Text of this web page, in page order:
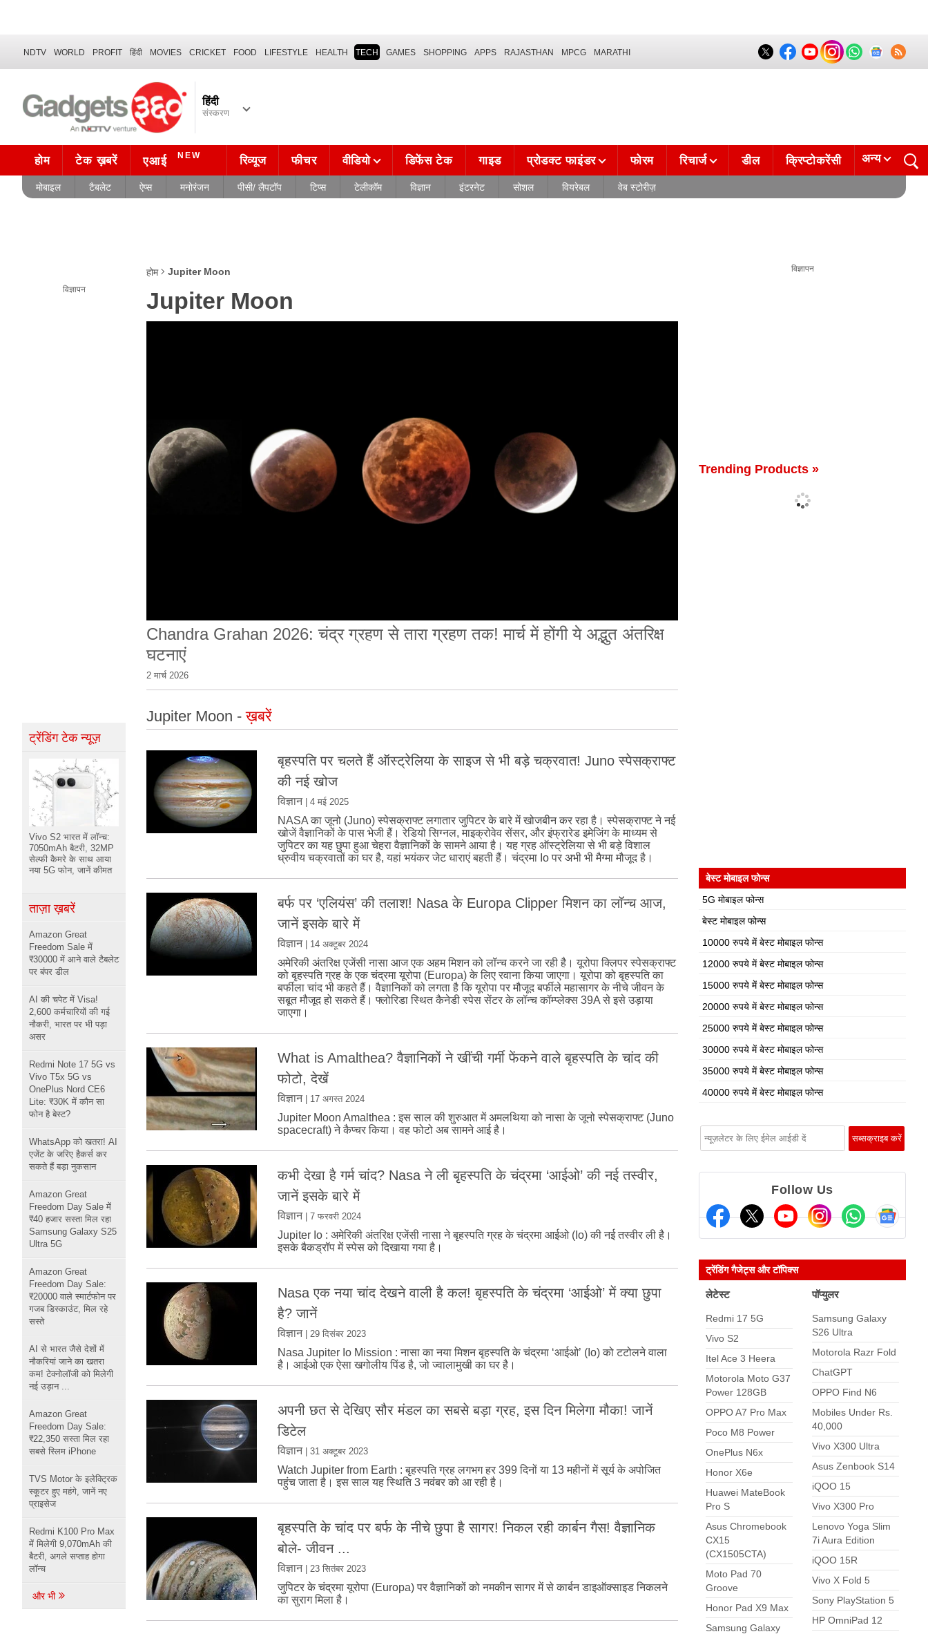
NDTV WORLD PROFIT हिंदी MOVIES CRICKET FOOD LIFESTYLE HEALTH TECH GAMES SHOPPING APPS RAJASTHAN MPCG MARATHI
हिंदी
संस्करण
होम टेक ख़बरें एआई NEW रिव्यूज फीचर वीडियो डिफेंस टेक गाइड प्रोडक्ट फाइंडर फोरम रिचार्ज डील क्रिप्टोकरेंसी अन्य
मोबाइल टैबलेट ऐप्स मनोरंजन पीसी/ लैपटॉप टिप्स टेलीकॉम विज्ञान इंटरनेट सोशल वियरेबल वेब स्टोरीज़
होम Jupiter Moon
Jupiter Moon
Chandra Grahan 2026: चंद्र ग्रहण से तारा ग्रहण तक! मार्च में होंगी ये अद्भुत अंतरिक्ष
घटनाएं
2 मार्च 2026
Jupiter Moon -ख़बरें
बृहस्पति पर चलते हैं ऑस्ट्रेलिया के साइज से भी बड़े चक्रवात! Juno स्पेसक्राफ्ट
की नई खोज
विज्ञान| 4 मई 2025
NASA का जूनो (Juno) स्पेसक्राफ्ट लगातार जुपिटर के बारे में खोजबीन कर रहा है। स्पेसक्राफ्ट ने नई
खोजें वैज्ञानिकों के पास भेजी हैं। रेडियो सिग्नल, माइक्रोवेव सेंसर, और इंफ्रारेड इमेजिंग के माध्यम से
जुपिटर का यह छुपा हुआ चेहरा वैज्ञानिकों के सामने आया है। यह ग्रह ऑस्ट्रेलिया से भी बड़े विशाल
ध्रुवीय चक्रवातों का घर है, यहां भयंकर जेट धाराएं बहती हैं। चंद्रमा Io पर अभी भी मैग्मा मौजूद है।
बर्फ पर ‘एलियंस’ की तलाश! Nasa के Europa Clipper मिशन का लॉन्‍च आज,
जानें इसके बारे में
विज्ञान| 14 अक्टूबर 2024
अमेरिकी अंतरिक्ष एजेंसी नासा आज एक अहम मिशन को लॉन्‍च करने जा रही है। यूरोपा क्लिपर स्‍पेसक्राफ्ट
को बृहस्‍पति ग्रह के एक चंद्रमा यूरोपा (Europa) के लिए रवाना किया जाएगा। यूरोपा को बृहस्‍पति का
बर्फीला चांद भी कहते हैं। वैज्ञानिकों को लगता है कि यूरोपा पर मौजूद बर्फीले महासागर के नीचे जीवन के
सबूत मौजूद हो सकते हैं। फ्लोरिडा स्थित कैनेडी स्‍पेस सेंटर के लॉन्‍च कॉम्‍प्‍लेक्‍स 39A से इसे उड़ाया
जाएगा।
What is Amalthea? वैज्ञानिकों ने खींची गर्मी फेंकने वाले बृहस्‍पति के चांद की
फोटो, देखें
विज्ञान| 17 अगस्त 2024
Jupiter Moon Amalthea : इस साल की शुरुआत में अमलथिया को नासा के जूनो स्‍पेसक्राफ्ट (Juno
spacecraft) ने कैप्‍चर किया। वह फोटो अब सामने आई है।
कभी देखा है गर्म चांद? Nasa ने ली बृहस्‍पति के चंद्रमा ‘आईओ’ की नई तस्‍वीर,
जानें इसके बारे में
विज्ञान| 7 फरवरी 2024
Jupiter Io : अमेरिकी अंतरिक्ष एजेंसी नासा ने बृहस्‍पति ग्रह के चंद्रमा आईओ (Io) की नई तस्‍वीर ली है।
इसके बैकड्रॉप में स्‍पेस को दिखाया गया है।
Nasa एक नया चांद देखने वाली है कल! बृहस्‍पति के चंद्रमा ‘आईओ’ में क्‍या छुपा
है? जानें
विज्ञान| 29 दिसंबर 2023
Nasa Jupiter Io Mission : नासा का नया मिशन बृहस्‍पति के चंद्रमा ‘आईओ’ (Io) को टटोलने वाला
है। आईओ एक ऐसा खगोलीय प‍िंड है, जो ज्‍वालामुखी का घर है।
अपनी छत से देखिए सौर मंडल का सबसे बड़ा ग्रह, इस दिन मिलेगा मौका! जानें
डिटेल
विज्ञान| 31 अक्टूबर 2023
Watch Jupiter from Earth : बृहस्‍पति ग्रह लगभग हर 399 दिनों या 13 महीनों में सूर्य के अपोजित
पहुंच जाता है। इस साल यह स्थिति 3 नवंबर को आ रही है।
बृहस्पति के चांद पर बर्फ के नीचे छुपा है सागर! निकल रही कार्बन गैस! वैज्ञानिक
बोले- जीवन ...
विज्ञान| 23 सितंबर 2023
जुपिटर के चंद्रमा यूरोपा (Europa) पर वैज्ञानिकों को नमकीन सागर में से कार्बन डाइऑक्साइड निकलने
का सुराग मिला है।
विज्ञापन
Trending Products »
बेस्ट मोबाइल फोन्स
5G मोबाइल फोन्स
बेस्ट मोबाइल फोन्स
10000 रुपये में बेस्ट मोबाइल फोन्स
12000 रुपये में बेस्ट मोबाइल फोन्स
15000 रुपये में बेस्ट मोबाइल फोन्स
20000 रुपये में बेस्ट मोबाइल फोन्स
25000 रुपये में बेस्ट मोबाइल फोन्स
30000 रुपये में बेस्ट मोबाइल फोन्स
35000 रुपये में बेस्ट मोबाइल फोन्स
40000 रुपये में बेस्ट मोबाइल फोन्स
Follow Us
ट्रेंडिंग गैजेट्स और टॉपिक्स
लेटेस्ट
Redmi 17 5G
Vivo S2
Itel Ace 3 Heera
Motorola Moto G37
Power 128GB
OPPO A7 Pro Max
Poco M8 Power
OnePlus N6x
Honor X6e
Huawei MateBook
Pro S
Asus Chromebook
CX15
(CX1505CTA)
Moto Pad 70
Groove
Honor Pad X9 Max
Samsung Galaxy
पॉप्युलर
Samsung Galaxy
S26 Ultra
Motorola Razr Fold
ChatGPT
OPPO Find N6
Mobiles Under Rs.
40,000
Vivo X300 Ultra
Asus Zenbook S14
iQOO 15
Vivo X300 Pro
Lenovo Yoga Slim
7i Aura Edition
iQOO 15R
Vivo X Fold 5
Sony PlayStation 5
HP OmniPad 12
विज्ञापन
ट्रेंडिंग टेक न्यूज़
Vivo S2 भारत में लॉन्च:
7050mAh बैटरी, 32MP
सेल्फी कैमरे के साथ आया
नया 5G फोन, जानें कीमत
ताज़ा ख़बरें
Amazon Great
Freedom Sale में
₹30000 में आने वाले टैबलेट
पर बंपर डील
AI की चपेट में Visa!
2,600 कर्मचारियों की गई
नौकरी, भारत पर भी पड़ा
असर
Redmi Note 17 5G vs
Vivo T5x 5G vs
OnePlus Nord CE6
Lite: ₹30K में कौन सा
फोन है बेस्ट?
WhatsApp को खतरा! AI
एजेंट के जरिए हैकर्स कर
सकते हैं बड़ा नुकसान
Amazon Great
Freedom Day Sale में
₹40 हजार सस्ता मिल रहा
Samsung Galaxy S25
Ultra 5G
Amazon Great
Freedom Day Sale:
₹20000 वाले स्मार्टफोन पर
गजब डिस्काउंट, मिल रहे
सस्ते
AI से भारत जैसे देशों में
नौकरियां जाने का खतरा
कम! टेक्नोलॉजी को मिलेगी
नई उड़ान ...
Amazon Great
Freedom Day Sale:
₹22,350 सस्ता मिल रहा
सबसे स्लिम iPhone
TVS Motor के इलेक्ट्रिक
स्कूटर हुए महंगे, जानें नए
प्राइसेज
Redmi K100 Pro Max
में मिलेगी 9,070mAh की
बैटरी, अगले सप्ताह होगा
लॉन्च
और भी